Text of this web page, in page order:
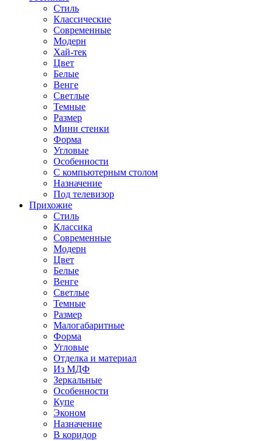
Стиль
Классические
Современные
Модерн
Хай-тек
Цвет
Белые
Венге
Светлые
Темные
Размер
Мини стенки
Форма
Угловые
Особенности
С компьютерным столом
Назначение
Под телевизор
Прихожие
Стиль
Классика
Современные
Модерн
Цвет
Белые
Венге
Светлые
Темные
Размер
Малогабаритные
Форма
Угловые
Отделка и материал
Из МДФ
Зеркальные
Особенности
Купе
Эконом
Назначение
В коридор